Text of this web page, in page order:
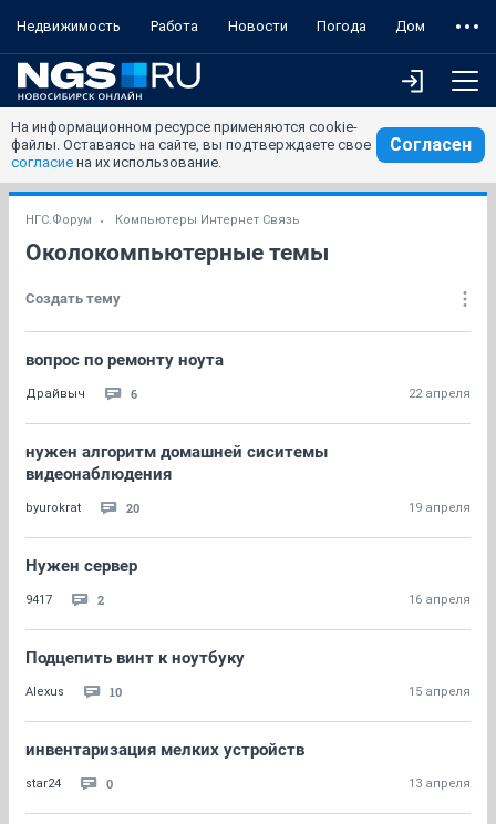
Недвижимость Работа Новости Погода Дом
На информационном ресурсе применяются cookie-
файлы. Оставаясь на сайте, вы подтверждаете свое
согласие на их использование.
Согласен
НГС.Форум Компьютеры Интернет Связь
Околокомпьютерные темы
Создать тему
вопрос по ремонту ноута
Драйвыч 6 22 апреля
нужен алгоритм домашней сиситемы
видеонаблюдения
byurokrat 20 19 апреля
Нужен сервер
9417 2 16 апреля
Подцепить винт к ноутбуку
Alexus 10 15 апреля
инвентаризация мелких устройств
star24 0 13 апреля